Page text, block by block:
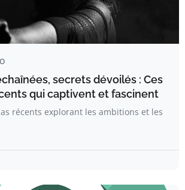
secrets dévoilés : Ces
qui captivent et fascinent
récents explorant les ambitions et les